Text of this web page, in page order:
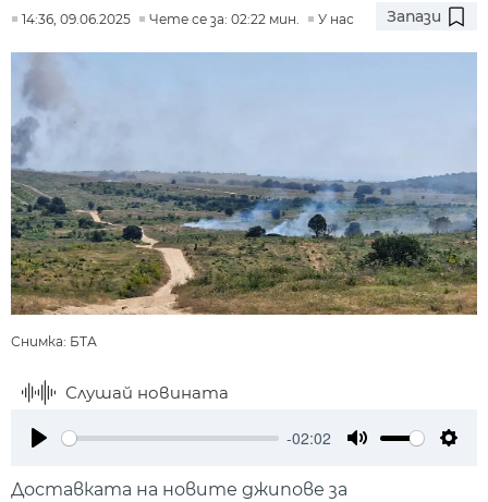
14:36, 09.06.2025 Чете се за: 02:22 мин. У нас Запази
Снимка: БТА
Слушай новината
-02:02
Доставката на новите джипове за